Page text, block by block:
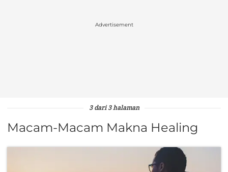
Advertisement
3 dari 3 halaman
Macam-Macam Makna Healing